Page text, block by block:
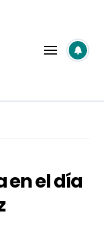
en el día